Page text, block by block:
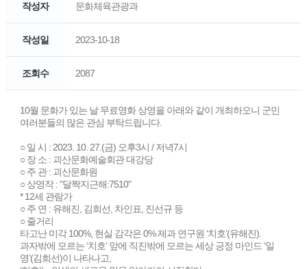
작성자 문화체육관광과
작성일 2023-10-18
조회수 2087
10월 문화가 있는 날 무료영화 상영을 아래와 같이 개최하오니 군민
여러분들의 많은 관심 부탁드립니다.
○ 일 시 : 2023. 10. 27.(금) 오후3시 / 저녁7시
○ 장 소 : 괴산문화예술회관 대강당
○ 주 관 : 괴산문화원
○ 상영작 : "달짝지근해:7510"
* 12세 관람가
○ 주 연 : 유해진, 김희선, 차인표, 진선규 등
○ 줄거리
타고난 미각 100%, 현실 감각은 0% 제과 연구원 ‘치호’(유해진).
과자밖에 모르는 ‘치호’ 앞에 직진밖에 모르는 세상 긍정 마인드 ‘일
영’(김희선)이 나타나고,